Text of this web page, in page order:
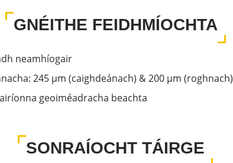
GNÉITHE FEIDHMÍOCHTA
neamhíogair
245 μm (caighdeánach) & 200 μm (roghnach)
geoiméadracha beachta
SONRAÍOCHT TÁIRGE